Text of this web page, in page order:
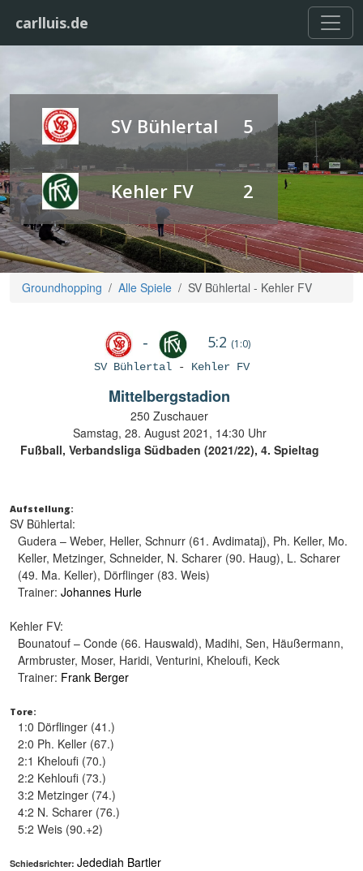
carlluis.de
SV Bühlertal 5
Kehler FV 2
Groundhopping Alle Spiele SV Bühlertal - Kehler FV
- 5:2 (1:0)
SV Bühlertal- Kehler FV
Mittelbergstadion
250 Zuschauer
Samstag, 28. August 2021, 14:30 Uhr
Fußball, Verbandsliga Südbaden (2021/22), 4. Spieltag
Aufstellung:
SV Bühlertal:
Gudera – Weber, Heller, Schnurr (61. Avdimataj), Ph. Keller, Mo.
Keller, Metzinger, Schneider, N. Scharer (90. Haug), L. Scharer
(49. Ma. Keller), Dörflinger (83. Weis)
Trainer: Johannes Hurle
Kehler FV:
Bounatouf – Conde (66. Hauswald), Madihi, Sen, Häußermann,
Armbruster, Moser, Haridi, Venturini, Kheloufi, Keck
Trainer: Frank Berger
Tore:
1:0 Dörflinger (41.)
2:0 Ph. Keller (67.)
2:1 Kheloufi (70.)
2:2 Kehloufi (73.)
3:2 Metzinger (74.)
4:2 N. Scharer (76.)
5:2 Weis (90.+2)
Schiedsrichter: Jedediah Bartler